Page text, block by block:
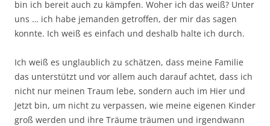
bin ich bereit auch zu kämpfen. Woher ich das weiß? Unter
uns … ich habe jemanden getroffen, der mir das sagen
konnte. Ich weiß es einfach und deshalb halte ich durch.
Ich weiß es unglaublich zu schätzen, dass meine Familie
das unterstützt und vor allem auch darauf achtet, dass ich
nicht nur meinen Traum lebe, sondern auch im Hier und
Jetzt bin, um nicht zu verpassen, wie meine eigenen Kinder
groß werden und ihre Träume träumen und irgendwann